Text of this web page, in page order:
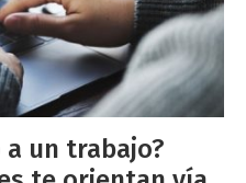
un trabajo?